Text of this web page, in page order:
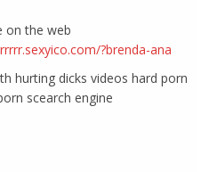
on the web
?brenda-ana
hurting dicks videos hard porn
scearch engine